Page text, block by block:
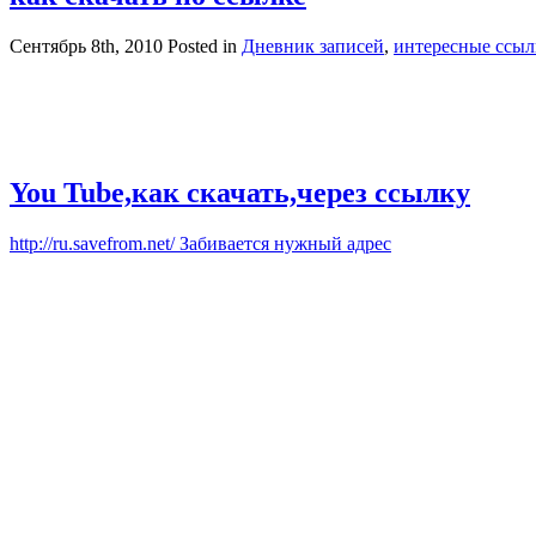
Сентябрь 8th, 2010 Posted in Дневник записей, интересные
You Tube,как скачать,через ссылку
http://ru.savefrom.net/ Забивается нужный адрес